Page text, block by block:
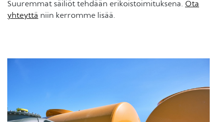
Suuremmat säiliöt tehdään erikoistoimituksena. Ota
yhteyttä niin kerromme lisää.